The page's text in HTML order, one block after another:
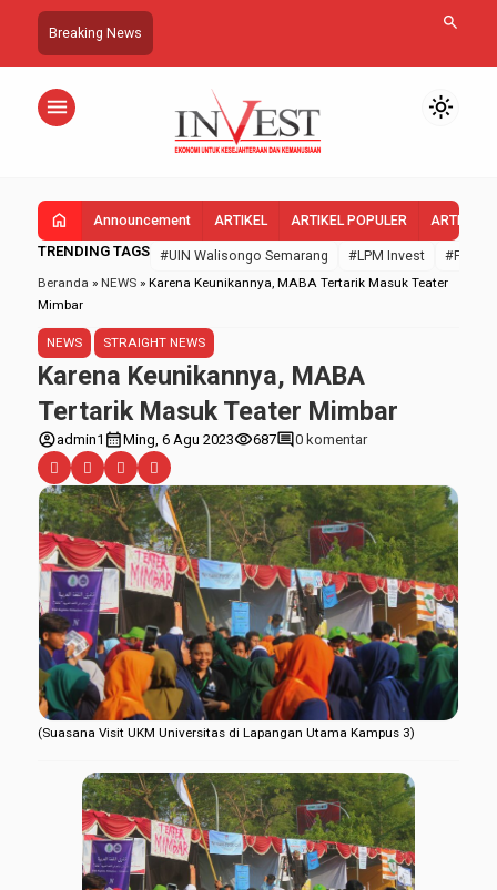
Breaking News search
menu light_mode
home Announcement ARTIKEL ARTIKEL POPULER ARTIKEL
TRENDING TAGS #UIN Walisongo Semarang #LPM Invest
#FEBI
Beranda » NEWS » Karena Keunikannya, MABA Tertarik Masuk Teater
Mimbar
NEWS STRAIGHT NEWS
Karena Keunikannya, MABA
Tertarik Masuk Teater Mimbar
account_circleadmin1 calendar_monthMing, 6 Agu 2023visibility687comment0 komentar
(Suasana Visit UKM Universitas di Lapangan Utama Kampus 3)